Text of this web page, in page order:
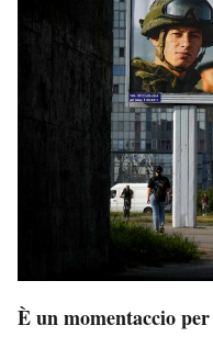
È un momentaccio